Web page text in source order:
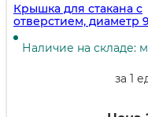
Крышка для стакана с
отверстием, диаметр
белая, 100 штук
Наличие на складе:
за 1